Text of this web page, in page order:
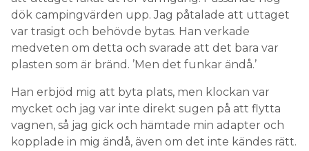
dök campingvärden upp. Jag påtalade att uttaget
var trasigt och behövde bytas. Han verkade
medveten om detta och svarade att det bara var
plasten som är bränd. ’Men det funkar ändå.’
Han erbjöd mig att byta plats, men klockan var
mycket och jag var inte direkt sugen på att flytta
vagnen, så jag gick och hämtade min adapter och
kopplade in mig ändå, även om det inte kändes rätt.